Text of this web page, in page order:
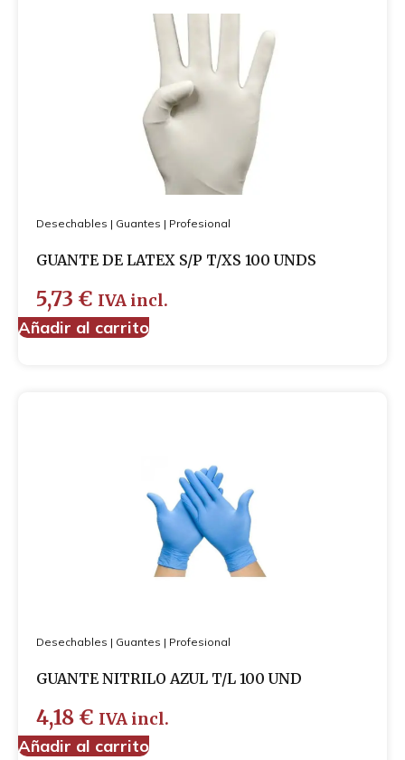
Desechables | Guantes | Profesional
GUANTE DE LATEX S/P T/XS 100 UNDS
5,73 € IVA incl.
Añadir al carrito
Desechables | Guantes | Profesional
GUANTE NITRILO AZUL T/L 100 UND
4,18 € IVA incl.
Añadir al carrito